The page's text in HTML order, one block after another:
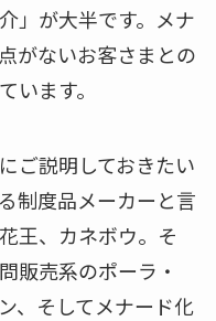
」が大半です。メナ
がないお客さまとの
います。
ご説明しておきたい
制度品メーカーと言
王、カネボウ。そ
販売系のポーラ・
、そしてメナード化